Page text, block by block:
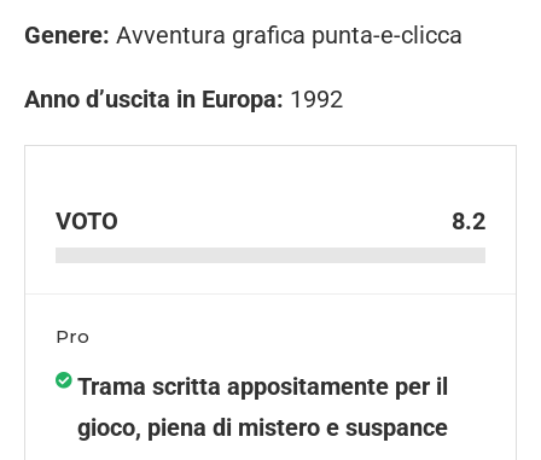
Genere: Avventura grafica punta-e-clicca
Anno d’uscita in Europa: 1992
VOTO 8.2
Pro
Trama scritta appositamente per il
gioco, piena di mistero e suspance